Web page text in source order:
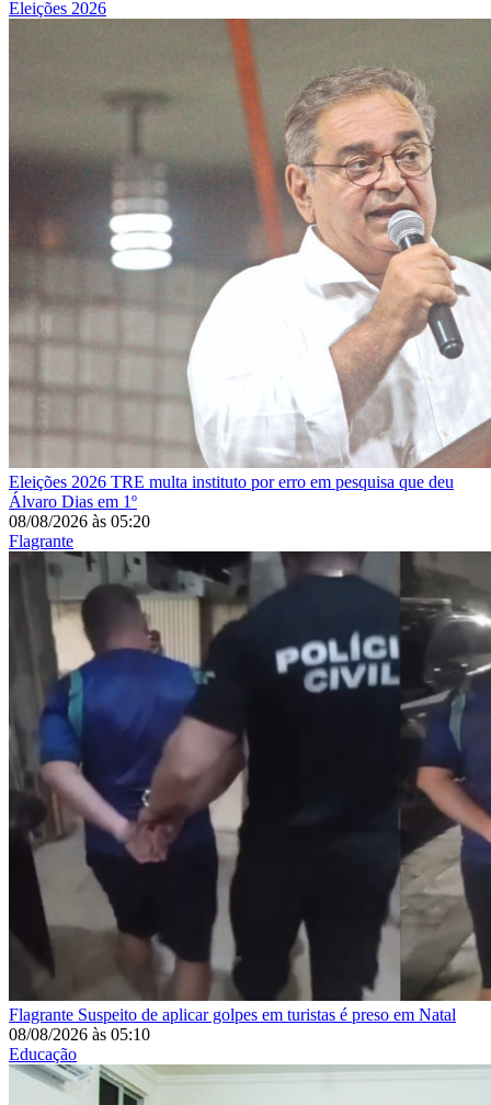
Eleições 2026
Eleições 2026 TRE multa instituto por erro em pesquisa que deu
Álvaro Dias em 1º
08/08/2026 às 05:20
Flagrante
Flagrante Suspeito de aplicar golpes em turistas é preso em Natal
08/08/2026 às 05:10
Educação